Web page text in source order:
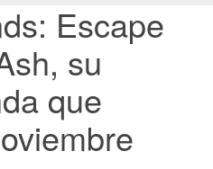
Escape
su
que